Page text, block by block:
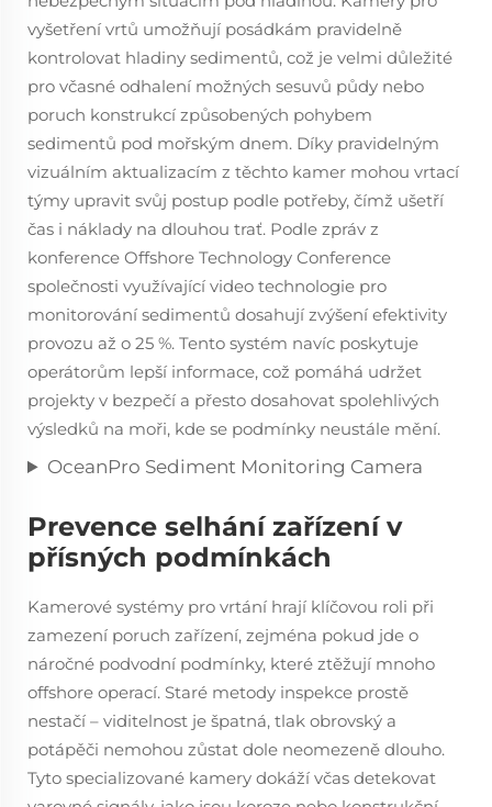
vyšetření vrtů umožňují posádkám pravidelně
kontrolovat hladiny sedimentů, což je velmi důležité
pro včasné odhalení možných sesuvů půdy nebo
poruch konstrukcí způsobených pohybem
sedimentů pod mořským dnem. Díky pravidelným
vizuálním aktualizacím z těchto kamer mohou vrtací
týmy upravit svůj postup podle potřeby, čímž ušetří
čas i náklady na dlouhou trať. Podle zpráv z
konference Offshore Technology Conference
společnosti využívající video technologie pro
monitorování sedimentů dosahují zvýšení efektivity
provozu až o 25 %. Tento systém navíc poskytuje
operátorům lepší informace, což pomáhá udržet
projekty v bezpečí a přesto dosahovat spolehlivých
výsledků na moři, kde se podmínky neustále mění.
OceanPro Sediment Monitoring Camera
Prevence selhání zařízení v
přísných podmínkách
Kamerové systémy pro vrtání hrají klíčovou roli při
zamezení poruch zařízení, zejména pokud jde o
náročné podvodní podmínky, které ztěžují mnoho
offshore operací. Staré metody inspekce prostě
nestačí – viditelnost je špatná, tlak obrovský a
potápěči nemohou zůstat dole neomezeně dlouho.
Tyto specializované kamery dokáží včas detekovat